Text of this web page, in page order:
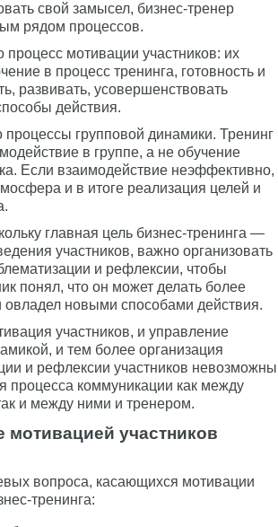
свой замысел, бизнес-тренер
рядом процессов.
процесс мотивации участников: их
в процесс тренинга, готовность и
развивать, усовершенствовать
действия.
процессы групповой динамики. Тренинг
в группе, а не обучение
Если взаимодействие неэффективно,
и в итоге реализация целей и
главная цель бизнес-тренинга —
участников, важно организовать
и рефлексии, чтобы
понял, что он может делать более
новыми способами действия.
участников, и управление
и тем более организация
и рефлексии участников невозможны
процесса коммуникации как между
и между ними и тренером.
мотивацией участников
вопроса, касающихся мотивации
тренинга: